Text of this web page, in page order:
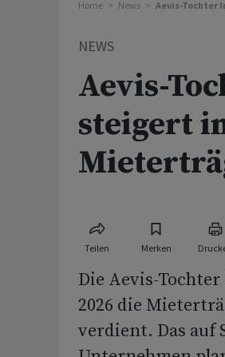
Home News Aevis-Tochter
NEWS
Aevis-
steigert
Teilen Merken
Die Aevis-
2026 die
verdient. Das